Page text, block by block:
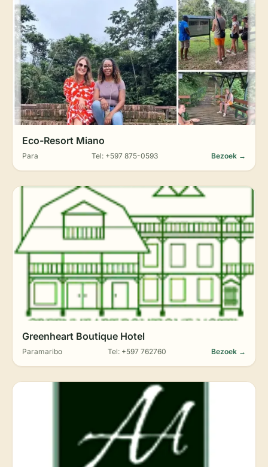
Eco-Resort Miano
Para Tel: +597 875-0593 Bezoek →
Greenheart Boutique Hotel
Paramaribo Tel: +597 762760 Bezoek →